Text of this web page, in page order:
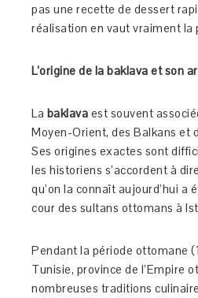
pas une recette de dessert
réalisation en vaut vraiment la
L’origine de la baklava et son
La baklava est souvent
Moyen-Orient, des Balkans et
Ses origines exactes sont
les historiens s’accordent à
qu’on la connaît aujourd’hui a
cour des sultans ottomans à
Pendant la période ottomane
Tunisie, province de l’Empire
nombreuses traditions